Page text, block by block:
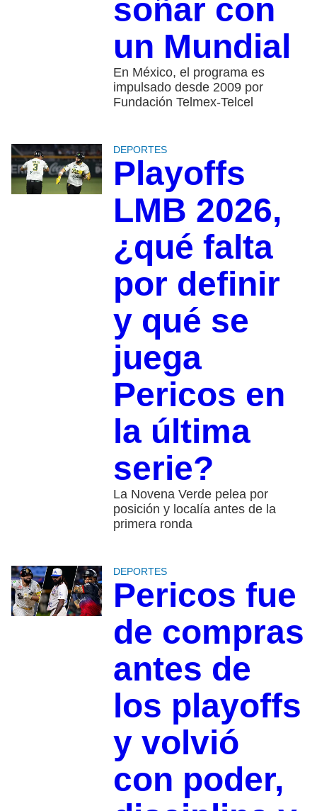
soñar con
un Mundial
En México, el programa es
impulsado desde 2009 por
Fundación Telmex-Telcel
DEPORTES
Playoffs
LMB 2026,
¿qué falta
por definir
y qué se
juega
Pericos en
la última
serie?
La Novena Verde pelea por
posición y localía antes de la
primera ronda
DEPORTES
Pericos fue
de compras
antes de
los playoffs
y volvió
con poder,